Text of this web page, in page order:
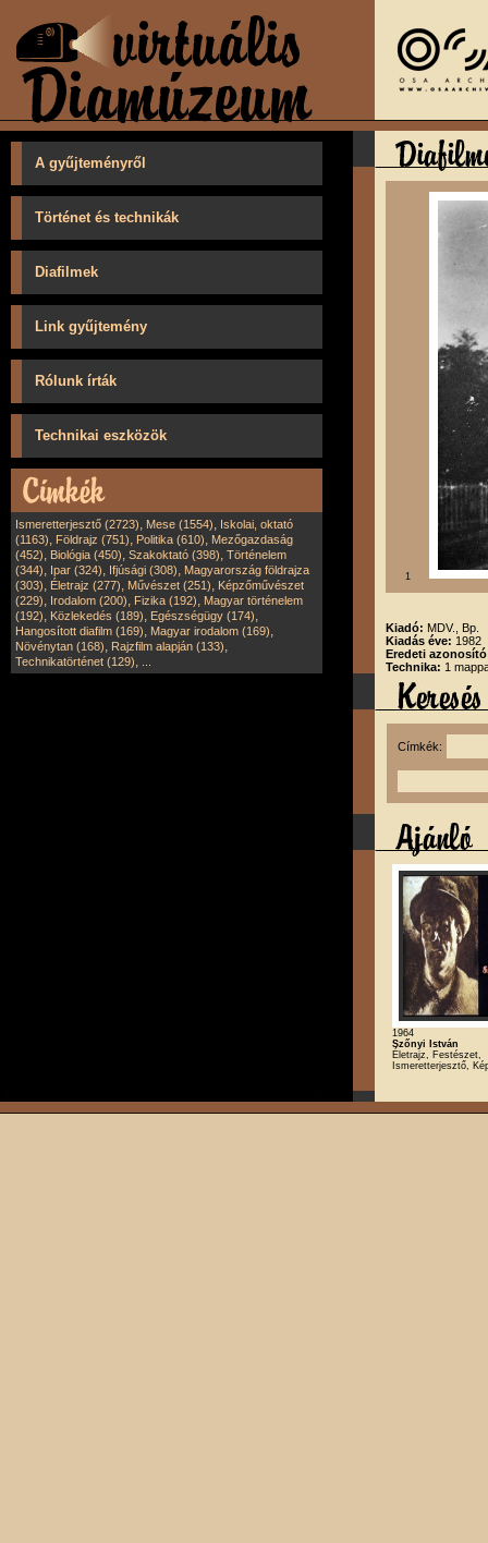
A gyűjteményről
Történet és technikák
Diafilmek
Link gyűjtemény
Rólunk írták
Technikai eszközök
Ismeretterjesztő (2723), Mese (1554), Iskolai, oktató
(1163), Földrajz (751), Politika (610), Mezőgazdaság
(452), Biológia (450), Szakoktató (398), Történelem
(344), Ipar (324), Ifjúsági (308), Magyarország földrajza
(303), Életrajz (277), Művészet (251), Képzőművészet
(229), Irodalom (200), Fizika (192), Magyar történelem
(192), Közlekedés (189), Egészségügy (174),
Hangosított diafilm (169), Magyar irodalom (169),
Növénytan (168), Rajzfilm alapján (133),
Technikatörténet (129),
1
Kiadó: MDV., Bp.
Kiadás éve: 1982
Eredeti
Technika: 1
Címkék:
1964
Szőnyi István
Életrajz, Festészet,
Ismeretterjesztő,